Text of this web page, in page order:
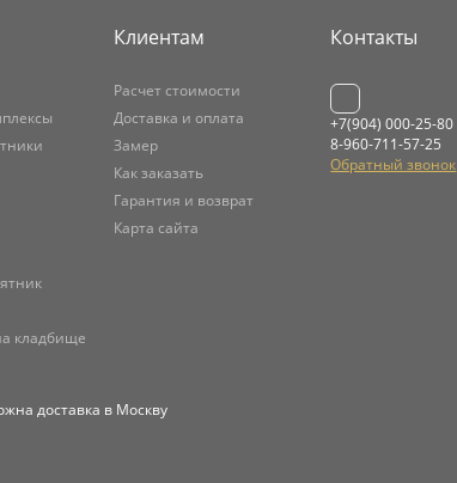
кладбище
Клиентам
Расчет стоимости
Доставка и оплата
Замер
Как заказать
Гарантия и возврат
Карта сайта
Контакты
+7(904) 000-25-80
8-960-711-57-25
Обратный звонок
доставка в Москву